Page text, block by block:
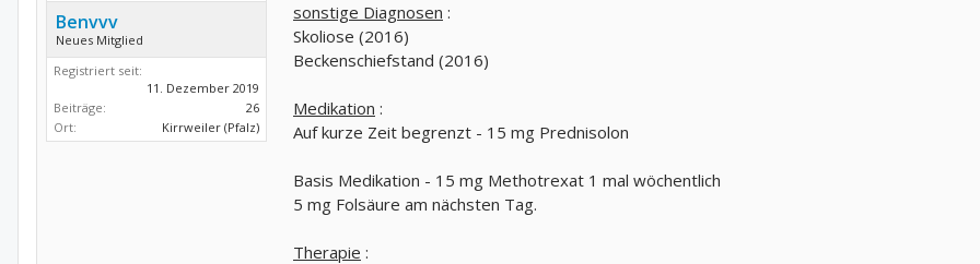
Benvvv
Neues Mitglied
Registriert seit:
11. Dezember 2019
Beiträge:
26
Ort:
Kirrweiler (Pfalz)
sonstige Diagnosen :
Skoliose (2016)
Beckenschiefstand (2016)
Medikation :
Auf kurze Zeit begrenzt - 15 mg Prednisolon
Basis Medikation - 15 mg Methotrexat 1 mal wöchentlich
5 mg Folsäure am nächsten Tag.
Therapie :